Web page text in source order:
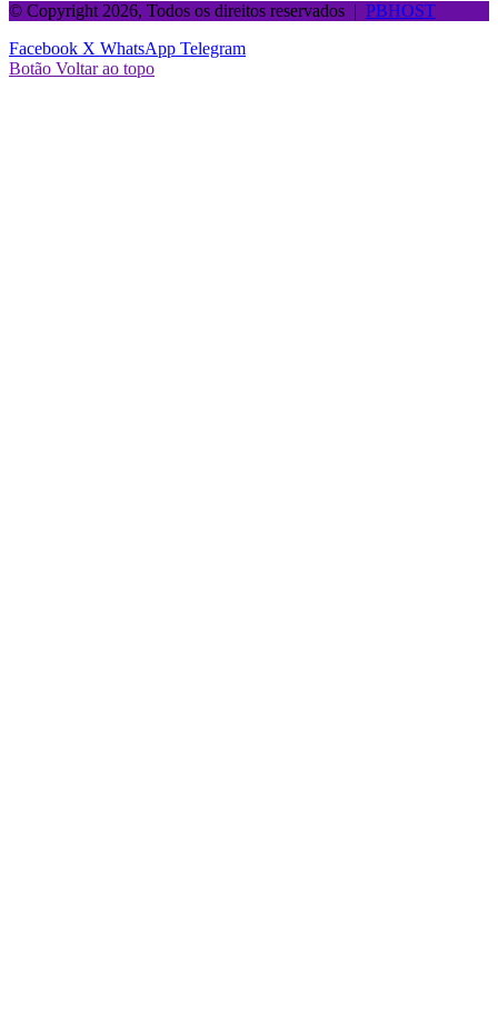
© Copyright 2026, Todos os direitos reservados | PBHOST
Facebook X WhatsApp Telegram
Botão Voltar ao topo